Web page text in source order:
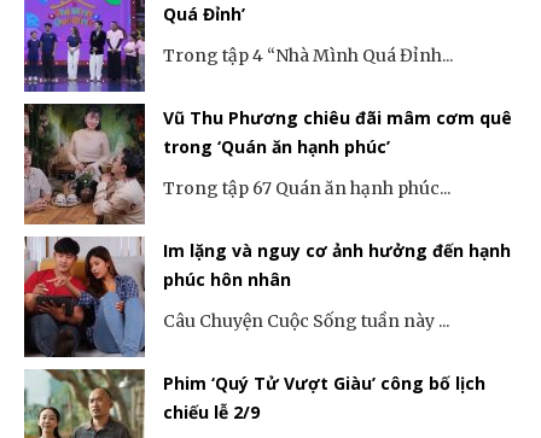
Quá Đỉnh’
Trong tập 4 “Nhà Mình Quá Đỉnh...
Vũ Thu Phương chiêu đãi mâm cơm quê
trong ‘Quán ăn hạnh phúc’
Trong tập 67 Quán ăn hạnh phúc...
Im lặng và nguy cơ ảnh hưởng đến hạnh
phúc hôn nhân
Câu Chuyện Cuộc Sống tuần này ...
Phim ‘Quý Tử Vượt Giàu’ công bố lịch
chiếu lễ 2/9